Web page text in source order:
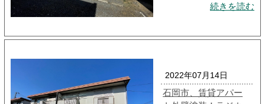
続きを読む
2022年07月14日
石岡市、賃貸アパー